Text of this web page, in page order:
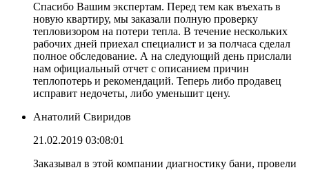
Спасибо Вашим экспертам. Перед тем как въехать в
новую квартиру, мы заказали полную проверку
тепловизором на потери тепла. В течение нескольких
рабочих дней приехал специалист и за полчаса сделал
полное обследование. А на следующий день прислали
нам официальный отчет с описанием причин
теплопотерь и рекомендаций. Теперь либо продавец
исправит недочеты, либо уменьшит цену.
Анатолий Свиридов
21.02.2019 03:08:01
Заказывал в этой компании диагностику бани, провели